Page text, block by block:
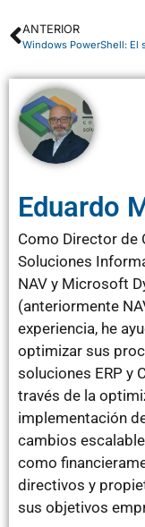
ANTERIOR
Eduardo
Como Director de
Soluciones
NAV y Microsoft
(anteriormente
experiencia, he
optimizar sus
soluciones ERP y
través de la
implementación
cambios
como
directivos y
sus objetivos